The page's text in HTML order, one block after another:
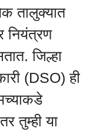
तालुक्यात
नियंत्रण
जिल्हा
(DSO) ही
तुम्ही या